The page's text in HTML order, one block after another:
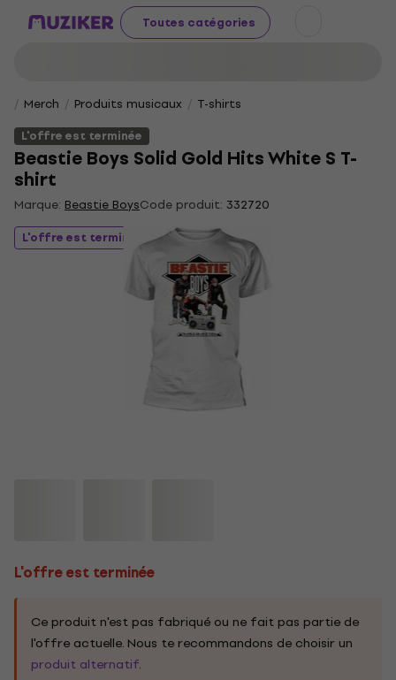
Toutes catégories
Merch Produits musicaux
T-shirts
L'offre est terminée
Beastie Boys Solid Gold Hits White S T-
shirt
Marque: Beastie BoysCode produit: 332720
L'offre est terminée
L'offre est terminée
Ce produit n'est pas fabriqué ou ne fait pas partie de
l'offre actuelle. Nous te recommandons de choisir un
produit alternatif.